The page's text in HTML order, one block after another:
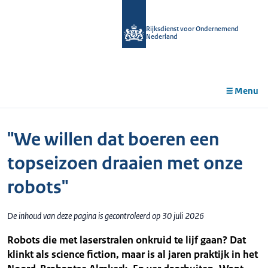
Rijksdienst voor Ondernemend
Nederland
Menu
"We willen dat boeren een
topseizoen draaien met onze
robots"
De inhoud van deze pagina is gecontroleerd op 30 juli 2026
Robots die met laserstralen onkruid te lijf gaan? Dat
klinkt als science fiction, maar is al jaren praktijk in het